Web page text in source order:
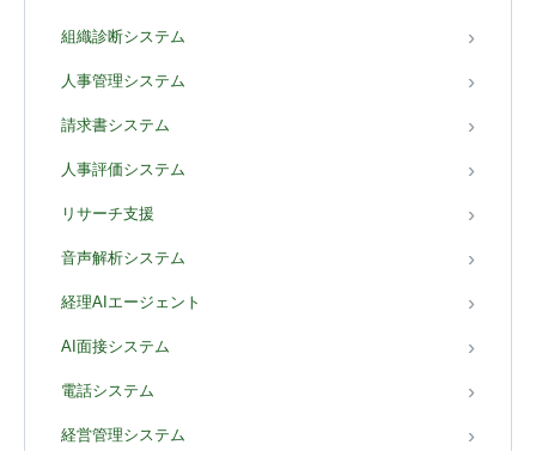
組織診断システム
人事管理システム
請求書システム
人事評価システム
リサーチ支援
音声解析システム
経理AIエージェント
AI面接システム
電話システム
経営管理システム